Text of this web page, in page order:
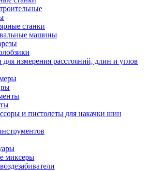
станки
машины
измерения расстояний, длин и углов
и пистолеты для накачки шин
миксеры